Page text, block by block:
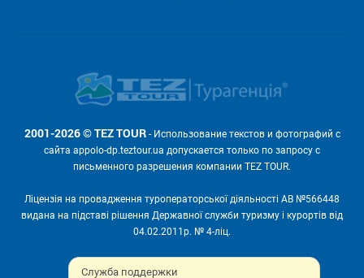
Служба поддержки
2001-2026 © TEZ TOUR- Использование текстов и фотографий с
сайта appolo-dp.teztour.ua допускается только по запросу с
письменного разрешения компании TEZ TOUR.
Ліцензія на провадження туроператорської діяльності АВ №566448
видана на підставі рішення Державної служби туризму і курортів від
04.02.2011р. № 4-ліц.
Мы принимаем: